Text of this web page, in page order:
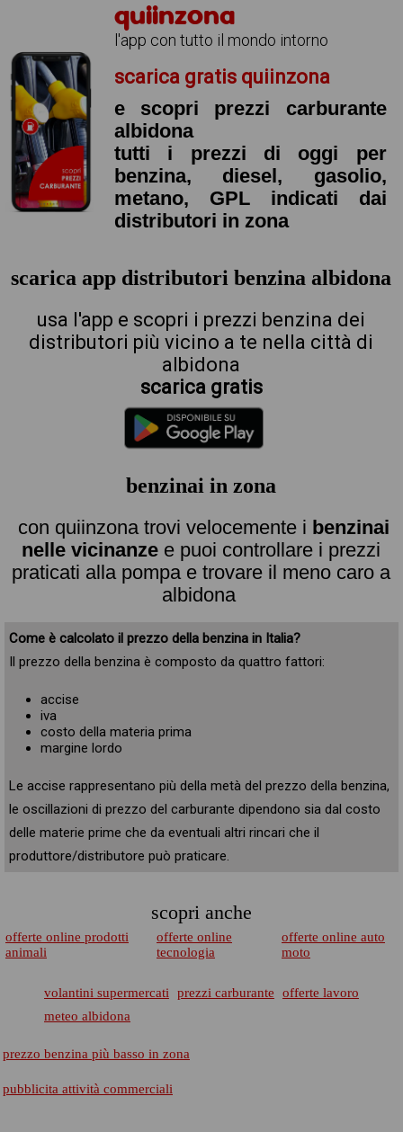
quiinzona
l'app con tutto il mondo intorno
scarica gratis quiinzona
e scopri prezzi carburante
albidona
tutti i prezzi di oggi per
benzina, diesel, gasolio,
metano, GPL indicati dai
distributori in zona
scarica app distributori benzina albidona
usa l'app e scopri i prezzi benzina dei
distributori più vicino a te nella città di
albidona
scarica gratis
benzinai in zona
con quiinzona trovi velocemente i benzinai
nelle vicinanze e puoi controllare i prezzi
praticati alla pompa e trovare il meno caro a
albidona
Come è calcolato il prezzo della benzina in Italia?
Il prezzo della benzina è composto da quattro fattori:
accise
iva
costo della materia prima
margine lordo
Le accise rappresentano più della metà del prezzo della benzina,
le oscillazioni di prezzo del carburante dipendono sia dal costo
delle materie prime che da eventuali altri rincari che il
produttore/distributore può praticare.
scopri anche
offerte online prodotti
animali
offerte online
tecnologia
offerte online auto
moto
volantini supermercati prezzi carburante
offerte lavoro
meteo albidona
prezzo benzina più basso in zona
pubblicita attività commerciali